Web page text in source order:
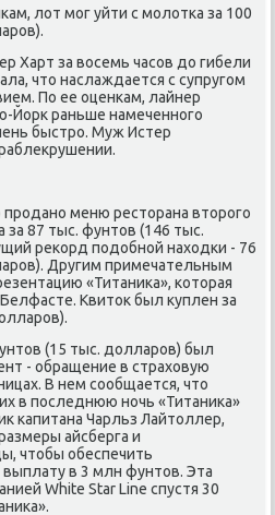
лот мог уйти с молотка за 100
Харт за восемь часов до гибели
что наслаждается с супругом
По ее оценкам, лайнер
раньше намеченного
быстро. Муж Истер
продано меню ресторана второго
за 87 тыс. фунтов (146 тыс.
рекорд подобной находки - 76
Другим примечательным
«Титаника», которая
Квиток был куплен за
(15 тыс. долларов) был
- обращение в страховую
В нем сообщается, что
в последнюю ночь «Титаника»
капитана Чарльз Лайтоллер,
айсберга и
чтобы обеспечить
в 3 млн фунтов. Эта
White Star Line спустя 30